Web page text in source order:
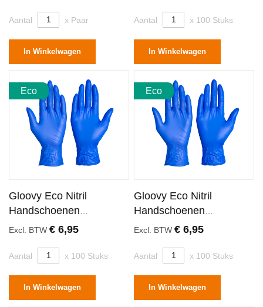
Aantal x Paar
In Winkelwagen
Aantal x 100 Stuks
In Winkelwagen
Eco
Gloovy Eco Nitril
Handschoenen
Ongepoederd Blauw
Excl. BTW € 6,95
Aantal x 100 Stuks
In Winkelwagen
Eco
Gloovy Eco Nitril
Handschoenen
Ongepoederd Blauw
Excl. BTW€ 6,95
Aantal x 100 Stuks
In Winkelwagen